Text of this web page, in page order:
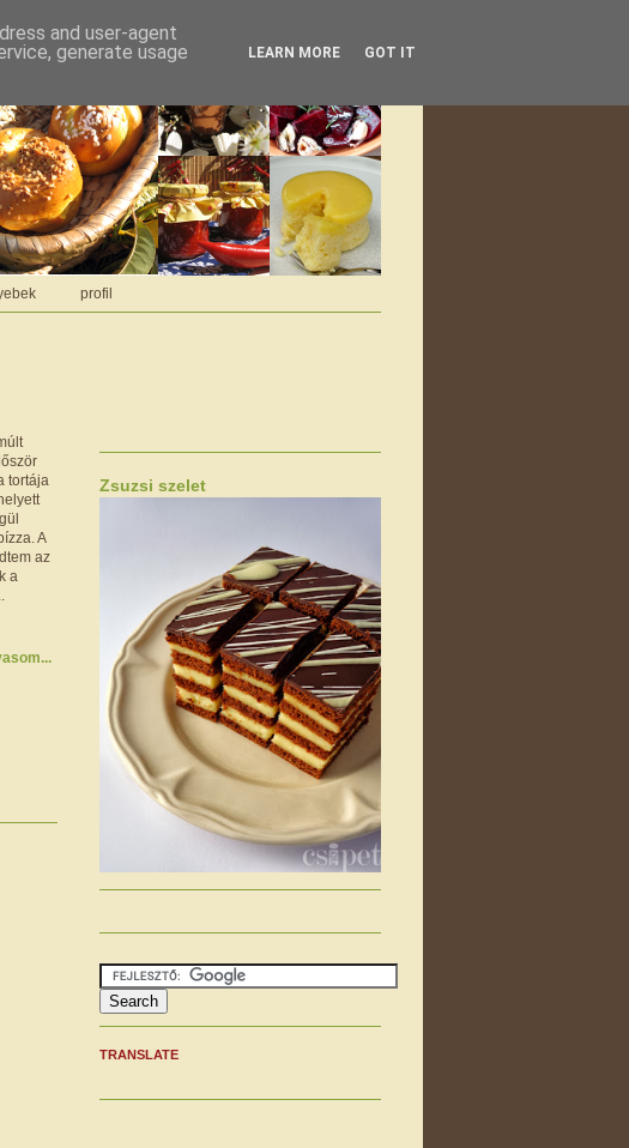
profil
tortája
A
az
a
Zsuzsi szelet
TRANSLATE
and user-agent
generate usage
LEARN MORE GOT IT